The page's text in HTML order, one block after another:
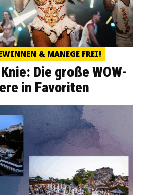
& MANEGE FREI!
Die große WOW-
in Favoriten